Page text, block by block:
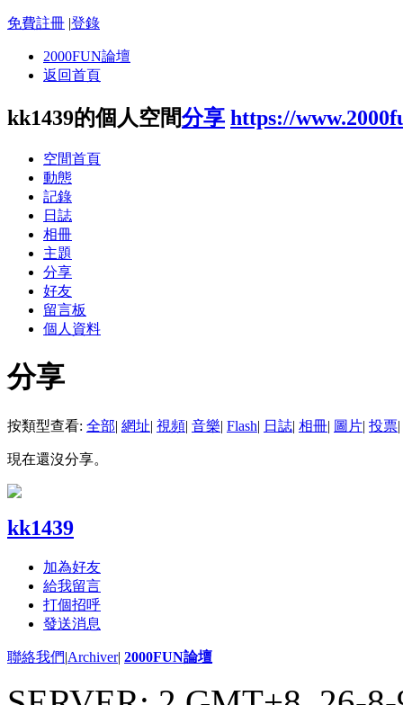
免費註冊 |登錄
2000FUN論壇
返回首頁
kk1439的個人空間分享 https://
空間首頁
動態
記錄
日誌
相冊
主題
分享
好友
留言板
個人資料
分享
按類型查看: 全部| 網址| 視頻| 音樂| Flash| 日誌| 相冊| 圖片| 投票|
現在還沒分享。
kk1439
加為好友
給我留言
打個招呼
發送消息
聯絡我們|Archiver| 2000FUN論壇